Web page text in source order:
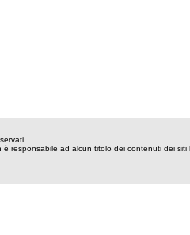
è responsabile ad alcun titolo dei contenuti dei siti